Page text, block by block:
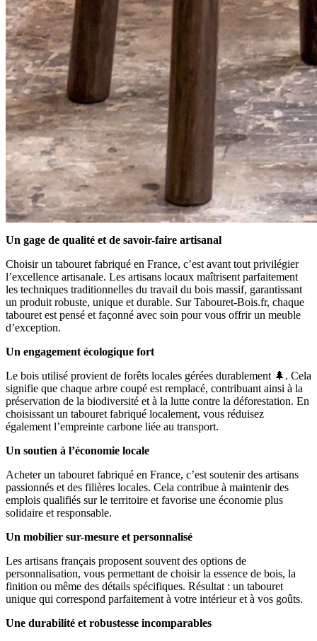
Un gage de qualité et de savoir-faire artisanal
Choisir un tabouret fabriqué en France, c’est avant tout privilégier
l’excellence artisanale. Les artisans locaux maîtrisent parfaitement
les techniques traditionnelles du travail du bois massif, garantissant
un produit robuste, unique et durable. Sur Tabouret-Bois.fr, chaque
tabouret est pensé et façonné avec soin pour vous offrir un meuble
d’exception.
Un engagement écologique fort
Le bois utilisé provient de forêts locales gérées durablement 🌲. Cela
signifie que chaque arbre coupé est remplacé, contribuant ainsi à la
préservation de la biodiversité et à la lutte contre la déforestation. En
choisissant un tabouret fabriqué localement, vous réduisez
également l’empreinte carbone liée au transport.
Un soutien à l’économie locale
Acheter un tabouret fabriqué en France, c’est soutenir des artisans
passionnés et des filières locales. Cela contribue à maintenir des
emplois qualifiés sur le territoire et favorise une économie plus
solidaire et responsable.
Un mobilier sur-mesure et personnalisé
Les artisans français proposent souvent des options de
personnalisation, vous permettant de choisir la essence de bois, la
finition ou même des détails spécifiques. Résultat : un tabouret
unique qui correspond parfaitement à votre intérieur et à vos goûts.
Une durabilité et robustesse incomparables